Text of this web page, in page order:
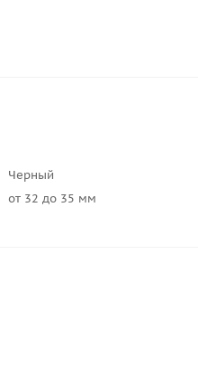
Черный
от 32 до 35 мм